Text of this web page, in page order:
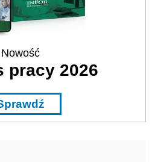
Nowość
pracy 2026